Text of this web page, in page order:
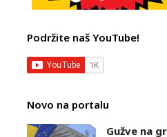
Podržite naš YouTube!
Novo na portalu
Gužve na